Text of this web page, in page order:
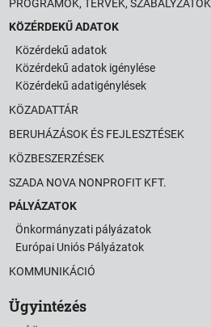
PROGRAMOK, TERVEK, SZABÁLYZATOK
KÖZÉRDEKŰ ADATOK
Közérdekű adatok
Közérdekű adatok igénylése
Közérdekű adatigénylések
KÖZADATTÁR
BERUHÁZÁSOK ÉS FEJLESZTÉSEK
KÖZBESZERZÉSEK
SZADA NOVA NONPROFIT KFT.
PÁLYÁZATOK
Önkormányzati pályázatok
Európai Uniós Pályázatok
KOMMUNIKÁCIÓ
Ügyintézés